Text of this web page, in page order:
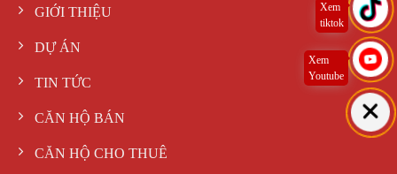
GIỚI THIỆU
DỰ ÁN
TIN TỨC
CĂN HỘ BÁN
CĂN HỘ CHO THUÊ
Xem
tiktok
Xem
Youtube